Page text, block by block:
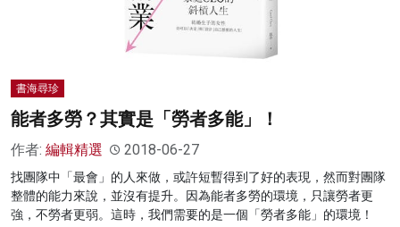
書海尋珍
能者多勞？其實是「勞者多能」！
作者: 編輯精選 2018-06-27
找團隊中「最會」的人來做，或許短暫得到了好的表現，然而對團隊
整體的能力來說，並沒有提升。因為能者多勞的環境，只讓勞者更
強，不勞者更弱。這時，我們需要的是一個「勞者多能」的環境！